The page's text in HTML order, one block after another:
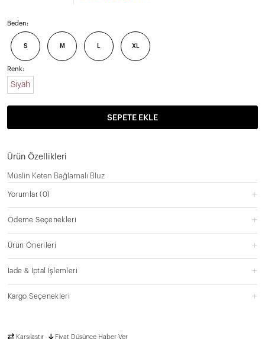
Beden:
S M XL
Renk:
Siyah
SEPETE EKLE
Ürün Özellikleri
Müslin Keten Bağlamalı Bluz
Yorumlar(0)
Ödeme Seçenekleri
Ürün Önerileri
İade & İptal İşlemleri
Kargo Seçenekleri
Karşılaştır Fiyat Düşünce Haber Ver